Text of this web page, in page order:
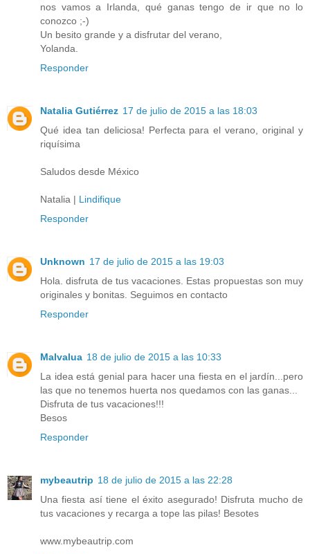
nos vamos a Irlanda, qué ganas tengo de ir que no lo
conozco ;-)
Un besito grande y a disfrutar del verano,
Yolanda.
Responder
Natalia Gutiérrez 17 de julio de 2015 a las 18:03
Qué idea tan deliciosa! Perfecta para el verano, original y
riquísima
Saludos desde México
Natalia | Lindifique
Responder
Unknown 17 de julio de 2015 a las 19:03
Hola. disfruta de tus vacaciones. Estas propuestas son muy
originales y bonitas. Seguimos en contacto
Responder
Malvalua 18 de julio de 2015 a las 10:33
La idea está genial para hacer una fiesta en el jardín...pero
las que no tenemos huerta nos quedamos con las ganas...
Disfruta de tus vacaciones!!!
Besos
Responder
mybeautrip 18 de julio de 2015 a las 22:28
Una fiesta así tiene el éxito asegurado! Disfruta mucho de
tus vacaciones y recarga a tope las pilas! Besotes
www.mybeautrip.com